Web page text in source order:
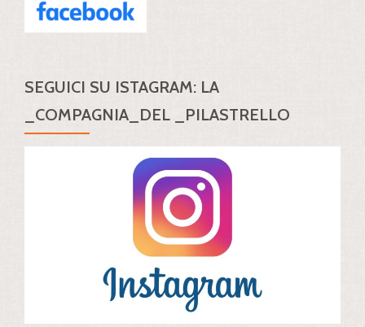
SEGUICI SU ISTAGRAM: LA
_COMPAGNIA_DEL _PILASTRELLO